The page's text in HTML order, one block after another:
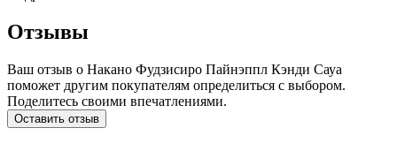
Отзывы
Ваш отзыв о Накано Фудзисиро Пайнэппл Кэнди Сауа
поможет другим покупателям определиться с выбором.
Поделитесь своими впечатлениями.
Оставить отзыв